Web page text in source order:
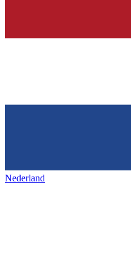
Nederland